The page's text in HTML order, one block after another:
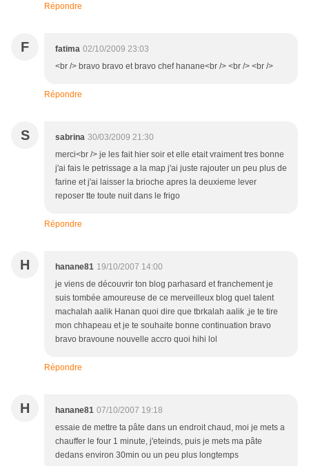
Répondre
F fatima 02/10/2009 23:03
<br /> bravo bravo et bravo chef hanane<br /> <br /> <br />
Répondre
S sabrina 30/03/2009 21:30
merci<br /> je les fait hier soir et elle etait vraiment tres bonne
j'ai fais le petrissage a la map j'ai juste rajouter un peu plus de
farine et j'ai laisser la brioche apres la deuxieme lever
reposer tte toute nuit dans le frigo
Répondre
H hanane81 19/10/2007 14:00
je viens de découvrir ton blog parhasard et franchement je
suis tombée amoureuse de ce merveilleux blog quel talent
machalah aalik Hanan quoi dire que tbrkalah aalik ,je te tire
mon chhapeau et je te souhaite bonne continuation bravo
bravo bravoune nouvelle accro quoi hihi lol
Répondre
H hanane81 07/10/2007 19:18
essaie de mettre ta pâte dans un endroit chaud, moi je mets a
chauffer le four 1 minute, j'eteinds, puis je mets ma pâte
dedans environ 30min ou un peu plus longtemps